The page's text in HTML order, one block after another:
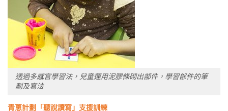
透過多感官學習法，兒童運用泥膠條砌出部件，學習部件的筆
劃及寫法
青蔥計劃「聽說讀寫」支援訓練